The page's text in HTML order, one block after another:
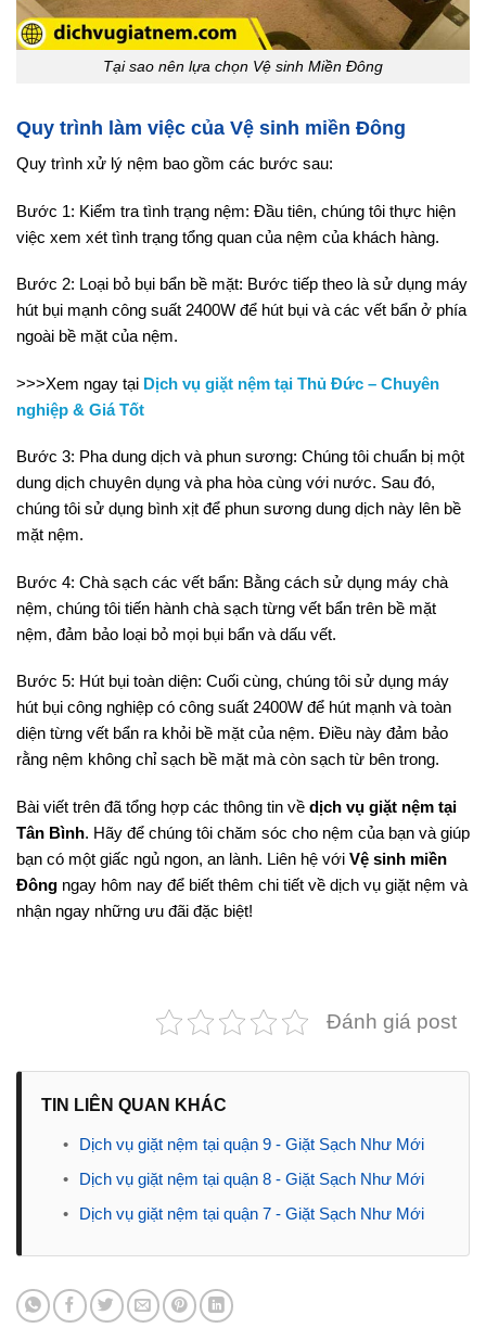
Tại sao nên lựa chọn Vệ sinh Miền Đông
Quy trình làm việc của Vệ sinh miền Đông
Quy trình xử lý nệm bao gồm các bước sau:
Bước 1: Kiểm tra tình trạng nệm: Đầu tiên, chúng tôi thực hiện
việc xem xét tình trạng tổng quan của nệm của khách hàng.
Bước 2: Loại bỏ bụi bẩn bề mặt: Bước tiếp theo là sử dụng máy
hút bụi mạnh công suất 2400W để hút bụi và các vết bẩn ở phía
ngoài bề mặt của nệm.
>>>Xem ngay tại Dịch vụ giặt nệm tại Thủ Đức – Chuyên
nghiệp & Giá Tốt
Bước 3: Pha dung dịch và phun sương: Chúng tôi chuẩn bị một
dung dịch chuyên dụng và pha hòa cùng với nước. Sau đó,
chúng tôi sử dụng bình xịt để phun sương dung dịch này lên bề
mặt nệm.
Bước 4: Chà sạch các vết bẩn: Bằng cách sử dụng máy chà
nệm, chúng tôi tiến hành chà sạch từng vết bẩn trên bề mặt
nệm, đảm bảo loại bỏ mọi bụi bẩn và dấu vết.
Bước 5: Hút bụi toàn diện: Cuối cùng, chúng tôi sử dụng máy
hút bụi công nghiệp có công suất 2400W để hút mạnh và toàn
diện từng vết bẩn ra khỏi bề mặt của nệm. Điều này đảm bảo
rằng nệm không chỉ sạch bề mặt mà còn sạch từ bên trong.
Bài viết trên đã tổng hợp các thông tin về dịch vụ giặt nệm tại
Tân Bình. Hãy để chúng tôi chăm sóc cho nệm của bạn và giúp
bạn có một giấc ngủ ngon, an lành. Liên hệ với Vệ sinh miền
Đông ngay hôm nay để biết thêm chi tiết về dịch vụ giặt nệm và
nhận ngay những ưu đãi đặc biệt!
Đánh giá post
TIN LIÊN QUAN KHÁC
•
Dịch vụ giặt nệm tại quận 9 - Giặt Sạch Như Mới
•
Dịch vụ giặt nệm tại quận 8 - Giặt Sạch Như Mới
•
Dịch vụ giặt nệm tại quận 7 - Giặt Sạch Như Mới